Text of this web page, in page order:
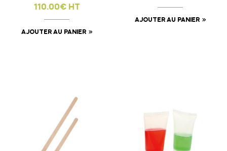
110.00€ HT
AJOUTER AU PANIER
AJOUTER AU PANIER